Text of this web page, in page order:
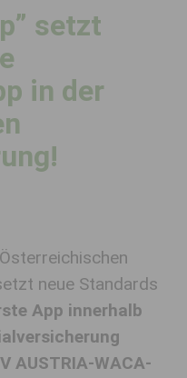
setzt
in der
neue Standards
App innerhalb
AUSTRIA-WACA-